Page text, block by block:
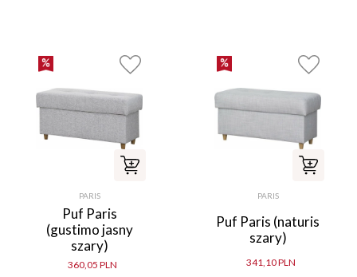
PARIS
Puf Paris
(gustimo jasny
szary)
360,05 PLN
PARIS
Puf Paris (naturis
szary)
341,10 PLN